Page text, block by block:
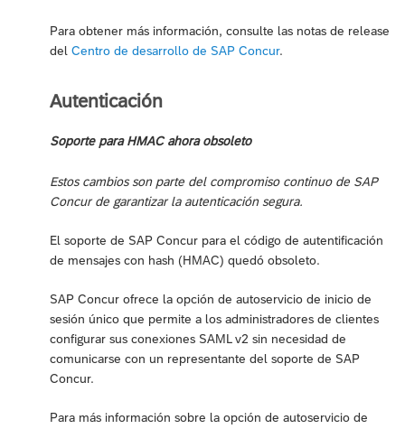
Para obtener más información, consulte las notas de release
del Centro de desarrollo de SAP Concur.
Autenticación
Soporte para HMAC ahora obsoleto
Estos cambios son parte del compromiso continuo de SAP
Concur de garantizar la autenticación segura.
El soporte de SAP Concur para el código de autentificación
de mensajes con hash (HMAC) quedó obsoleto.
SAP Concur ofrece la opción de autoservicio de inicio de
sesión único que permite a los administradores de clientes
configurar sus conexiones SAML v2 sin necesidad de
comunicarse con un representante del soporte de SAP
Concur.
Para más información sobre la opción de autoservicio de